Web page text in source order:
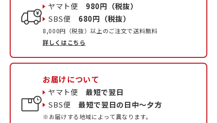
ヤマト便 980円（税抜）
SBS便 680円（税抜）
8,000円（税抜）以上のご注文で送料無料
詳しくはこちら
お届けについて
ヤマト便最短で翌日
SBS便最短で翌日の日中〜夕方
※お届けする地域によって異なります。